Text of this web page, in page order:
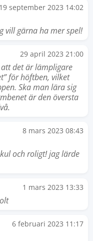
19 september 2023 14:02
vill gärna ha mer spel!
29 april 2023 21:00
det är lämpligare
för höftben, vilket
Ska man lära sig
är den översta
8 mars 2023 08:43
och roligt! jag lärde
1 mars 2023 13:33
6 februari 2023 11:17